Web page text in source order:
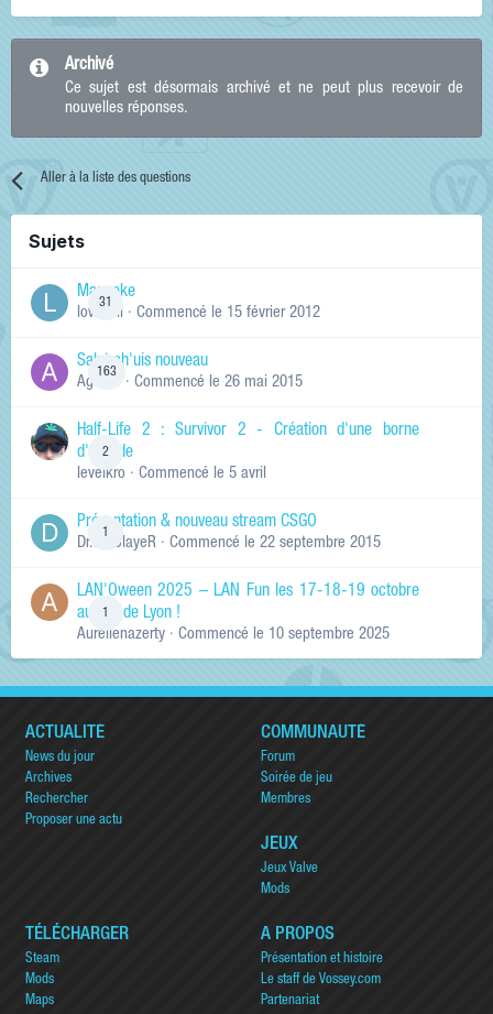
Archivé
Ce sujet est désormais archivé et ne peut plus recevoir de
nouvelles réponses.
Aller à la liste des questions
Sujets
31
Manneke
lowskill · Commencé le 15 février 2012
163
Salut ch'uis nouveau
Ag0Nie · Commencé le 26 mai 2015
2
Half-Life 2 : Survivor 2 - Création d'une borne
d'arcade
levelkro · Commencé le 5 avril
Présentation & nouveau stream CSGO
Dr.KinSlayeR · Commencé le 22 septembre 2015
LAN'Oween 2025 – LAN Fun les 17-18-19 octobre
au sud de Lyon !
Aurelienazerty · Commencé le 10 septembre 2025
ACTUALITÉ
News du jour
Archives
Rechercher
Proposer une actu
COMMUNAUTÉ
Forum
Soirée de jeu
Membres
JEUX
Jeux Valve
Mods
TÉLÉCHARGER
Steam
Mods
Maps
A PROPOS
Présentation et histoire
Le staff de Vossey.com
Partenariat